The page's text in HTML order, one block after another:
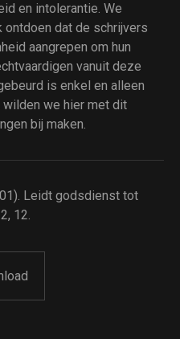
en intolerantie. We
ontdoen dat de schrijvers
aangrepen om hun
vanuit deze
is enkel en alleen
wilden we hier met dit
bij maken.
Leidt godsdienst tot
12.